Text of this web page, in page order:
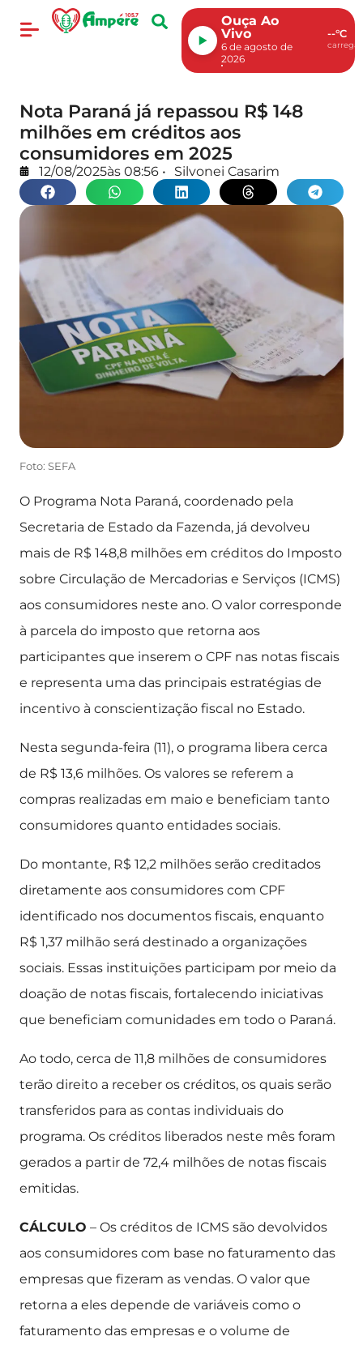
Ouça Ao
Vivo
6 de agosto de
2026
--°C
Nota Paraná já repassou R$ 148
milhões em créditos aos
consumidores em 2025
12/08/2025às 08:56 • Silvonei Casarim
Foto: SEFA
O Programa Nota Paraná, coordenado pela
Secretaria de Estado da Fazenda, já devolveu
mais de R$ 148,8 milhões em créditos do Imposto
sobre Circulação de Mercadorias e Serviços (ICMS)
aos consumidores neste ano. O valor corresponde
à parcela do imposto que retorna aos
participantes que inserem o CPF nas notas fiscais
e representa uma das principais estratégias de
incentivo à conscientização fiscal no Estado.
Nesta segunda-feira (11), o programa libera cerca
de R$ 13,6 milhões. Os valores se referem a
compras realizadas em maio e beneficiam tanto
consumidores quanto entidades sociais.
Do montante, R$ 12,2 milhões serão creditados
diretamente aos consumidores com CPF
identificado nos documentos fiscais, enquanto
R$ 1,37 milhão será destinado a organizações
sociais. Essas instituições participam por meio da
doação de notas fiscais, fortalecendo iniciativas
que beneficiam comunidades em todo o Paraná.
Ao todo, cerca de 11,8 milhões de consumidores
terão direito a receber os créditos, os quais serão
transferidos para as contas individuais do
programa. Os créditos liberados neste mês foram
gerados a partir de 72,4 milhões de notas fiscais
emitidas.
CÁLCULO – Os créditos de ICMS são devolvidos
aos consumidores com base no faturamento das
empresas que fizeram as vendas. O valor que
retorna a eles depende de variáveis como o
faturamento das empresas e o volume de